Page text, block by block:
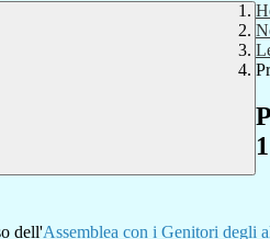
dell'Assemblea con i Genitori degli